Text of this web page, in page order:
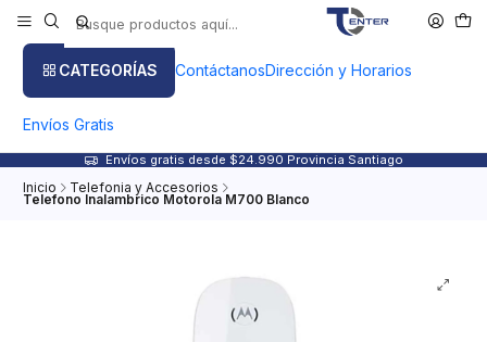
CATEGORÍAS ContáctanosDirección y Horarios
Envíos Gratis
Envíos gratis desde $24.990 Provincia Santiago
Inicio Telefonia y Accesorios
Telefono Inalambrico Motorola M700 Blanco